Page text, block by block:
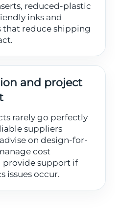
reduced-plastic
inks and
reduce shipping
and project
rarely go perfectly
suppliers
on design-for-
cost
support if
issues occur.